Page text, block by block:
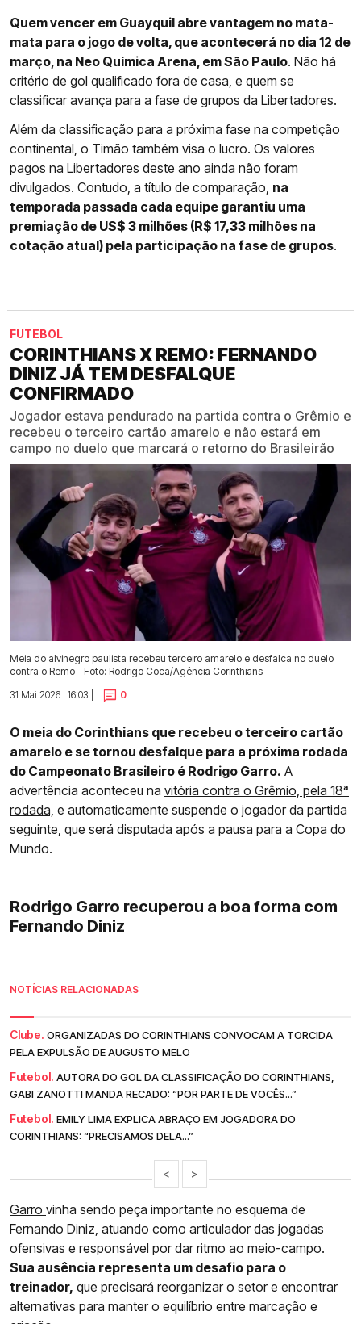
Quem vencer em Guayquil abre vantagem no mata-
mata para o jogo de volta, que acontecerá no dia 12 de
março, na Neo Química Arena, em São Paulo. Não há
critério de gol qualificado fora de casa, e quem se
classificar avança para a fase de grupos da Libertadores.
Além da classificação para a próxima fase na competição
continental, o Timão também visa o lucro. Os valores
pagos na Libertadores deste ano ainda não foram
divulgados. Contudo, a título de comparação, na
temporada passada cada equipe garantiu uma
premiação de US$ 3 milhões (R$ 17,33 milhões na
cotação atual) pela participação na fase de grupos.
FUTEBOL
CORINTHIANS X REMO: FERNANDO
DINIZ JÁ TEM DESFALQUE
CONFIRMADO
Jogador estava pendurado na partida contra o Grêmio e
recebeu o terceiro cartão amarelo e não estará em
campo no duelo que marcará o retorno do Brasileirão
Meia do alvinegro paulista recebeu terceiro amarelo e desfalca no duelo
contra o Remo - Foto: Rodrigo Coca/Agência Corinthians
31 Mai 2026 | 16:03 |
0
O meia do Corinthians que recebeu o terceiro cartão
amarelo e se tornou desfalque para a próxima rodada
do Campeonato Brasileiro é Rodrigo Garro. A
advertência aconteceu na vitória contra o Grêmio, pela 18ª
rodada, e automaticamente suspende o jogador da partida
seguinte, que será disputada após a pausa para a Copa do
Mundo.
Rodrigo Garro recuperou a boa forma com
Fernando Diniz
NOTÍCIAS RELACIONADAS
Clube. ORGANIZADAS DO CORINTHIANS CONVOCAM A TORCIDA
PELA EXPULSÃO DE AUGUSTO MELO
Futebol. AUTORA DO GOL DA CLASSIFICAÇÃO DO CORINTHIANS,
GABI ZANOTTI MANDA RECADO: “POR PARTE DE VOCÊS...”
Futebol. EMILY LIMA EXPLICA ABRAÇO EM JOGADORA DO
CORINTHIANS: “PRECISAMOS DELA...”
< >
Garro vinha sendo peça importante no esquema de
Fernando Diniz, atuando como articulador das jogadas
ofensivas e responsável por dar ritmo ao meio-campo.
Sua ausência representa um desafio para o
treinador, que precisará reorganizar o setor e encontrar
alternativas para manter o equilíbrio entre marcação e